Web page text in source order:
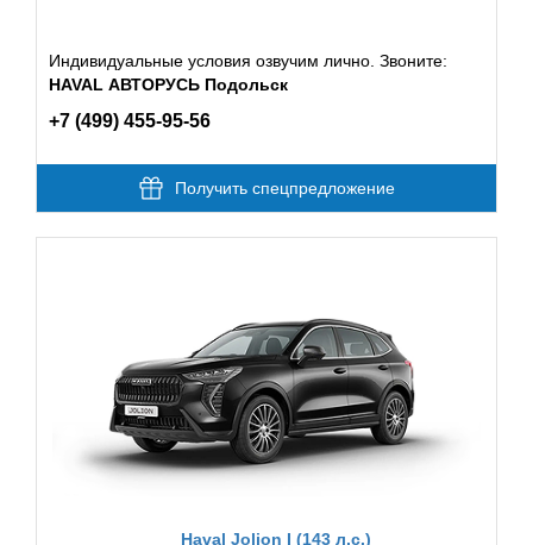
Индивидуальные условия озвучим лично. Звоните:
HAVAL АВТОРУСЬ Подольск
+7 (499) 455-95-56
Получить спецпредложение
Haval Jolion I (143 л.с.)